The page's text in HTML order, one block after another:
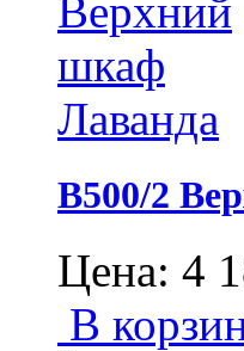
В500/2
Цена: 4
В